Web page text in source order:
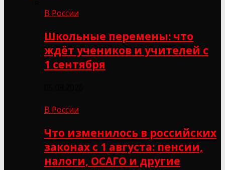
В России
Школьные перемены: что
ждёт учеников и учителей с
1 сентября
В России
Что изменилось в российских
законах с 1 августа: пенсии,
налоги, ОСАГО и другие